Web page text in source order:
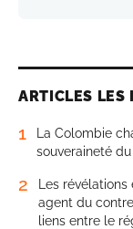
ARTICLES LES
1
La Colombie
souveraineté
2
Les
agent du
liens entre le